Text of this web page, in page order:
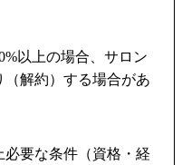
以上の場合、サロン
解約）する場合があ
必要な条件（資格・経